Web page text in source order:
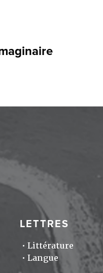
LETTRES
Littérature
Langue